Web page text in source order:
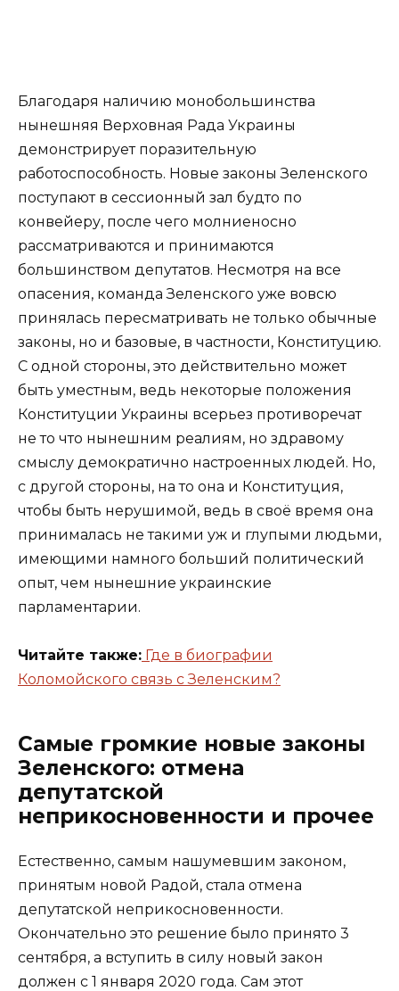
Благодаря наличию монобольшинства
нынешняя Верховная Рада Украины
демонстрирует поразительную
работоспособность. Новые законы Зеленского
поступают в сессионный зал будто по
конвейеру, после чего молниеносно
рассматриваются и принимаются
большинством депутатов. Несмотря на все
опасения, команда Зеленского уже вовсю
принялась пересматривать не только обычные
законы, но и базовые, в частности, Конституцию.
С одной стороны, это действительно может
быть уместным, ведь некоторые положения
Конституции Украины всерьез противоречат
не то что нынешним реалиям, но здравому
смыслу демократично настроенных людей. Но,
с другой стороны, на то она и Конституция,
чтобы быть нерушимой, ведь в своё время она
принималась не такими уж и глупыми людьми,
имеющими намного больший политический
опыт, чем нынешние украинские
парламентарии.
Читайте также: Где в биографии
Коломойского связь с Зеленским?
Самые громкие новые законы
Зеленского: отмена
депутатской
неприкосновенности и прочее
Естественно, самым нашумевшим законом,
принятым новой Радой, стала отмена
депутатской неприкосновенности.
Окончательно это решение было принято 3
сентября, а вступить в силу новый закон
должен с 1 января 2020 года. Сам этот